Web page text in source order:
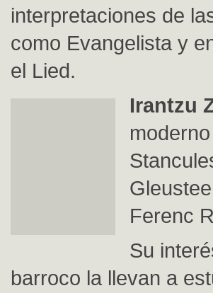
interpretaciones de
como Evangelista y
el Lied.
Irantzu
Ferenc
Su
barroco la llevan a